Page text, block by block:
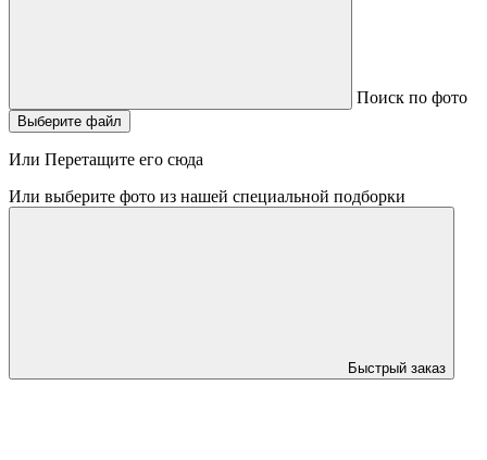
Поиск по фото
Выберите файл
Или Перетащите его сюда
Или выберите фото из нашей специальной подборки
Быстрый заказ